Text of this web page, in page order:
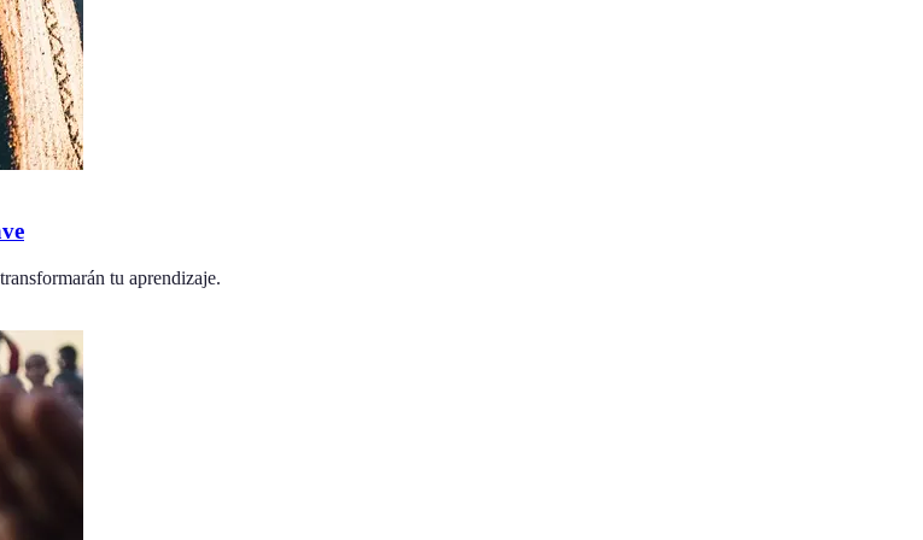
tu aprendizaje.